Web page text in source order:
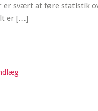
er svært at føre statistik
er […]